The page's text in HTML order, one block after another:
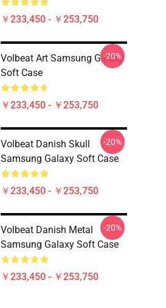
￥233,450 - ￥253,750
Volbeat Art Samsung Galaxy
Soft Case
￥233,450 - ￥253,750
-20%
Volbeat Danish Skull
Samsung Galaxy Soft Case
￥233,450 - ￥253,750
-20%
Volbeat Danish Metal
Samsung Galaxy Soft Case
￥233,450 - ￥253,750
-20%